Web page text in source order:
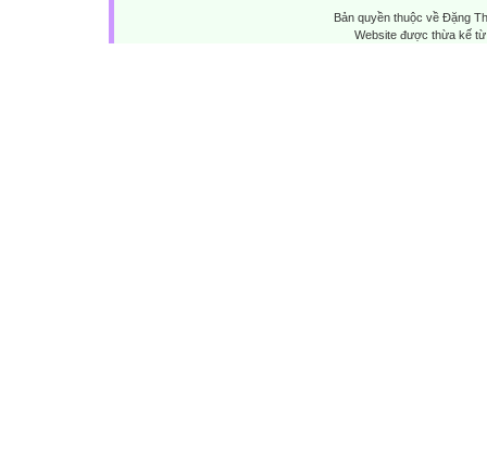
Bản quyền thuộc về Đặng
Website được thừa kế